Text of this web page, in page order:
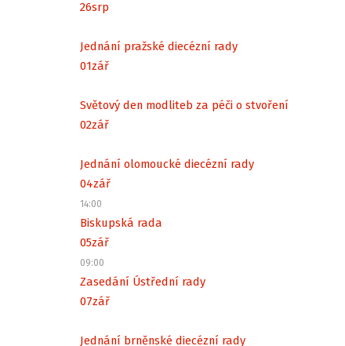
26srp
Jednání pražské diecézní rady
01zář
Světový den modliteb za péči o stvoření
02zář
Jednání olomoucké diecézní rady
04zář
14:00
Biskupská rada
05zář
09:00
Zasedání Ústřední rady
07zář
Jednání brněnské diecézní rady